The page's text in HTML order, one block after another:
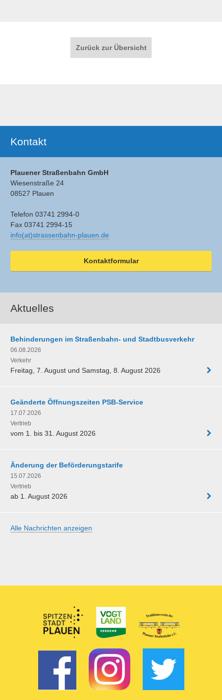
Zurück zur Übersicht
Kontakt
Plauener Straßenbahn GmbH
Wiesenstraße 24
08527 Plauen
Telefon 03741 2994-0
Fax 03741 2994-15
info(at)strassenbahn-plauen.de
Kontaktformular
Aktuelles
Behinderungen im Straßenbahn- und Stadtbusverkehr
06.08.2026
Verkehr
Freitag, 7. August und Samstag, 8. August 2026
Geänderte Öffnungszeiten PSB-Service
17.07.2026
Vertrieb
vom 1. bis 31. August 2026
Änderung der Beförderungstarife
15.07.2026
Vertrieb
ab 1. August 2026
Alle Nachrichten anzeigen